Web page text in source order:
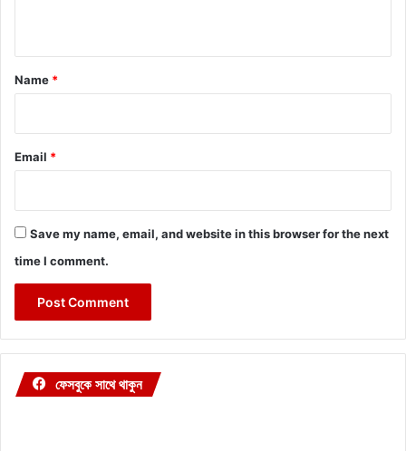
*
Name *
Email *
Save my name, email, and website in this browser for the next
time I comment.
ফেসবুকে সাথে থাকুন